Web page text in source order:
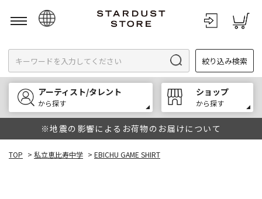
English
한국어
中文
絞り込み検索
アーティスト/タレント
から探す
ショップ
から探す
※地震の影響によるお荷物のお届けについて
TOP > 私立恵比寿中学 > EBICHU GAME SHIRT